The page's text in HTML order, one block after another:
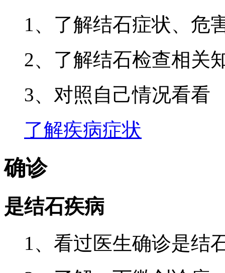
1、了解结石症状、危
2、了解结石检查相关
3、对照自己情况看看
了解疾病症状
确诊
是结石疾病
1、看过医生确诊是结